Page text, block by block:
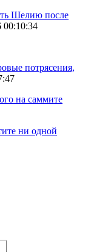
Шелию после
00:10:34
потрясения,
на саммите
ни одной